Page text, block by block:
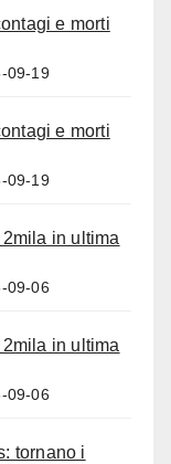
e morti
09-19
e morti
09-19
in ultima
09-06
in ultima
09-06
tornano i